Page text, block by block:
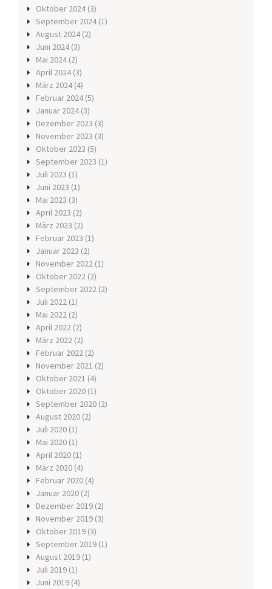
Oktober 2024 (3)
September 2024 (1)
August 2024 (2)
Juni 2024 (3)
Mai 2024 (2)
April 2024 (3)
März 2024 (4)
Februar 2024 (5)
Januar 2024 (3)
Dezember 2023 (3)
November 2023 (3)
Oktober 2023 (5)
September 2023 (1)
Juli 2023 (1)
Juni 2023 (1)
Mai 2023 (3)
April 2023 (2)
März 2023 (2)
Februar 2023 (1)
Januar 2023 (2)
November 2022 (1)
Oktober 2022 (2)
September 2022 (2)
Juli 2022 (1)
Mai 2022 (2)
April 2022 (2)
März 2022 (2)
Februar 2022 (2)
November 2021 (2)
Oktober 2021 (4)
Oktober 2020 (1)
September 2020 (2)
August 2020 (2)
Juli 2020 (1)
Mai 2020 (1)
April 2020 (1)
März 2020 (4)
Februar 2020 (4)
Januar 2020 (2)
Dezember 2019 (2)
November 2019 (3)
Oktober 2019 (3)
September 2019 (1)
August 2019 (1)
Juli 2019 (1)
Juni 2019 (4)